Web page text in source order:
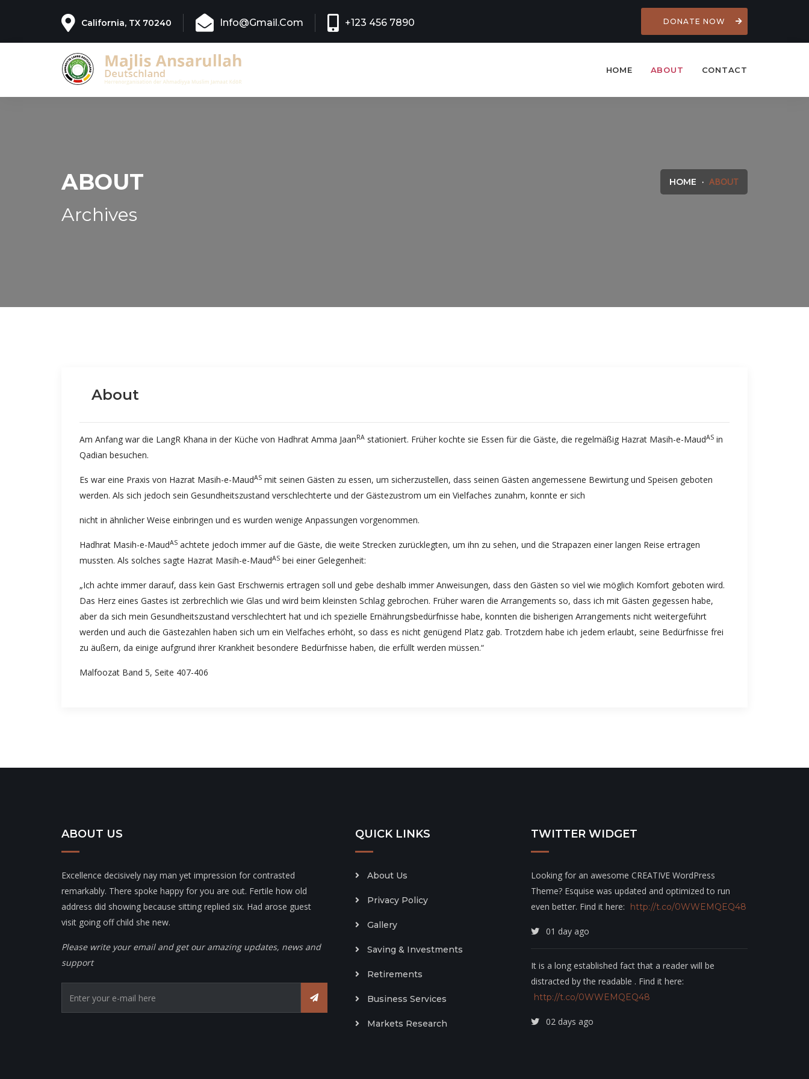
California, TX 70240 Info@gmail.com +123 456 7890 DONATE NOW
HOME ABOUT CONTACT
ABOUT
Archives
HOME ABOUT
About
Am Anfang war die LangR Khana in der Küche von Hadhrat Amma JaanRA stationiert. Früher kochte sie Essen für die Gäste, die regelmäßig Hazrat Masih-e-MaudAS in
Qadian besuchen.
Es war eine Praxis von Hazrat Masih-e-MaudAS mit seinen Gästen zu essen, um sicherzustellen, dass seinen Gästen angemessene Bewirtung und Speisen geboten
werden. Als sich jedoch sein Gesundheitszustand verschlechterte und der Gästezustrom um ein Vielfaches zunahm, konnte er sich
nicht in ähnlicher Weise einbringen und es wurden wenige Anpassungen vorgenommen.
Hadhrat Masih-e-MaudAS achtete jedoch immer auf die Gäste, die weite Strecken zurücklegten, um ihn zu sehen, und die Strapazen einer langen Reise ertragen
mussten. Als solches sagte Hazrat Masih-e-MaudAS bei einer Gelegenheit:
„Ich achte immer darauf, dass kein Gast Erschwernis ertragen soll und gebe deshalb immer Anweisungen, dass den Gästen so viel wie möglich Komfort geboten wird.
Das Herz eines Gastes ist zerbrechlich wie Glas und wird beim kleinsten Schlag gebrochen. Früher waren die Arrangements so, dass ich mit Gästen gegessen habe,
aber da sich mein Gesundheitszustand verschlechtert hat und ich spezielle Ernährungsbedürfnisse habe, konnten die bisherigen Arrangements nicht weitergeführt
werden und auch die Gästezahlen haben sich um ein Vielfaches erhöht, so dass es nicht genügend Platz gab. Trotzdem habe ich jedem erlaubt, seine Bedürfnisse frei
zu äußern, da einige aufgrund ihrer Krankheit besondere Bedürfnisse haben, die erfüllt werden müssen.“
Malfoozat Band 5, Seite 407-406
ABOUT US
Excellence decisively nay man yet impression for contrasted
remarkably. There spoke happy for you are out. Fertile how old
address did showing because sitting replied six. Had arose guest
visit going off child she new.
Please write your email and get our amazing updates, news and
support
QUICK LINKS
About Us
Privacy Policy
Gallery
Saving & Investments
Retirements
Business Services
Markets Research
TWITTER WIDGET
Looking for an awesome CREATIVE WordPress
Theme? Esquise was updated and optimized to run
even better. Find it here:
http://t.co/0WWEMQEQ48
01 day ago
It is a long established fact that a reader will be
distracted by the readable . Find it here:
http://t.co/0WWEMQEQ48
02 days ago